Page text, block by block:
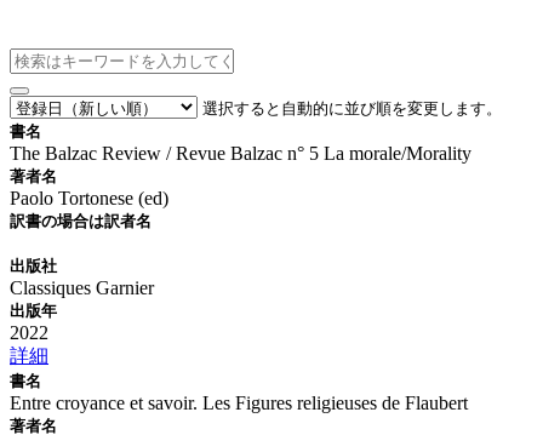
選択すると自動的に並び順を変更します。
書名
The Balzac Review / Revue Balzac n° 5 La morale/Morality
著者名
Paolo Tortonese (ed)
訳書の場合は訳者名
出版社
Classiques Garnier
出版年
2022
詳細
書名
Entre croyance et savoir. Les Figures religieuses de Flaubert
著者名